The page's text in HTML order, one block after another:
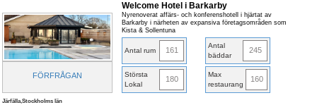
FÖRFRÅGAN
Welcome Hotel i Barkarby
Nyrenoverat affärs- och konferenshotell i hjärtat av
Barkarby i närheten av expansiva företagsområden som
Kista & Sollentuna
Antal rum 161
Antal
bäddar
245
Största
Lokal
180
Max
restaurang
160
Järfälla,Stockholms län